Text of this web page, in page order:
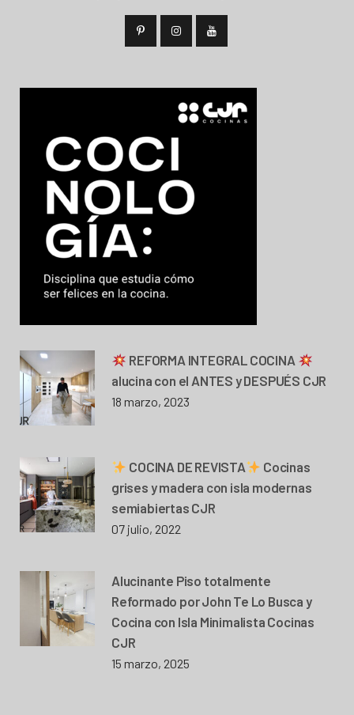
REFORMA INTEGRAL COCINA
alucina con el ANTES y DESPUÉS CJR
18 marzo, 2023
COCINA DE REVISTA
Cocinas
grises y madera con isla modernas
semiabiertas CJR
07 julio, 2022
Alucinante Piso totalmente
Reformado por John Te Lo Busca y
Cocina con Isla Minimalista Cocinas
CJR
15 marzo, 2025